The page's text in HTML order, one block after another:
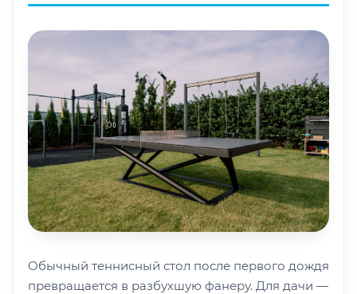
Обычный теннисный стол после первого дождя
превращается в разбухшую фанеру. Для дачи —